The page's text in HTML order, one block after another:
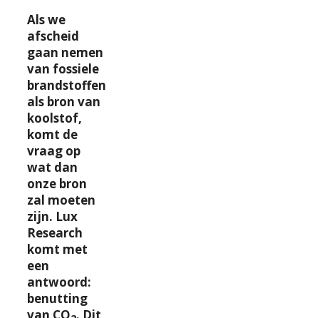
Als we
afscheid
gaan nemen
van fossiele
brandstoffen
als bron van
koolstof,
komt de
vraag op
wat dan
onze bron
zal moeten
zijn. Lux
Research
komt met
een
antwoord:
benutting
van CO . Dit